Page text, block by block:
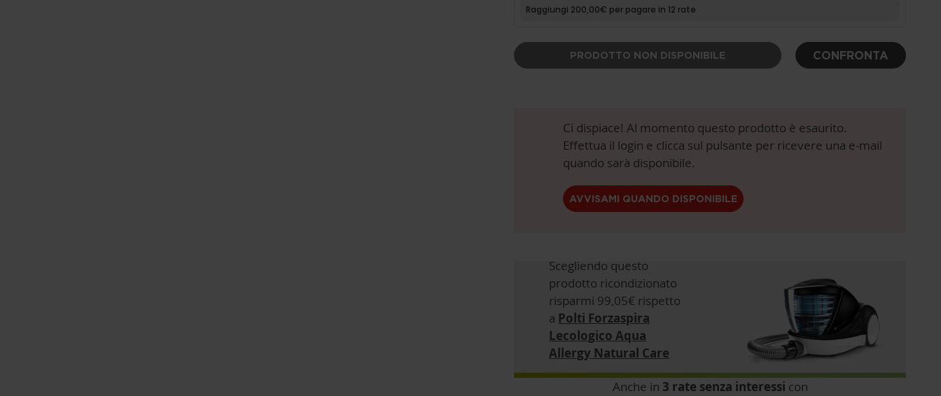
PRODOTTO NON DISPONIBILE CONFRONTA
Ci dispiace! Al momento questo prodotto è esaurito.
Effettua il login e clicca sul pulsante per ricevere una e-mail
quando sarà disponibile.
AVVISAMI QUANDO DISPONIBILE
Scegliendo questo
prodotto ricondizionato
risparmi 99,05€ rispetto
a Polti Forzaspira
Lecologico Aqua
Allergy Natural Care
Anche in 3 rate senza interessi con